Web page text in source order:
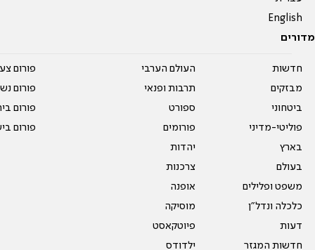
English
מדורים
חדשות
מבזקים
ביטחוני
פוליטי-מדיני
בארץ
בעולם
משפט ופלילים
כלכלה ונדל"ן
דעות
חדשות המגזר
העולם הערבי
תרבות ופנאי
ספורט
פורומים
יהדות
צרכנות
אופנה
מוסיקה
פיוטקאסט
ילדודס
פורום
פורום
פורום
פורום